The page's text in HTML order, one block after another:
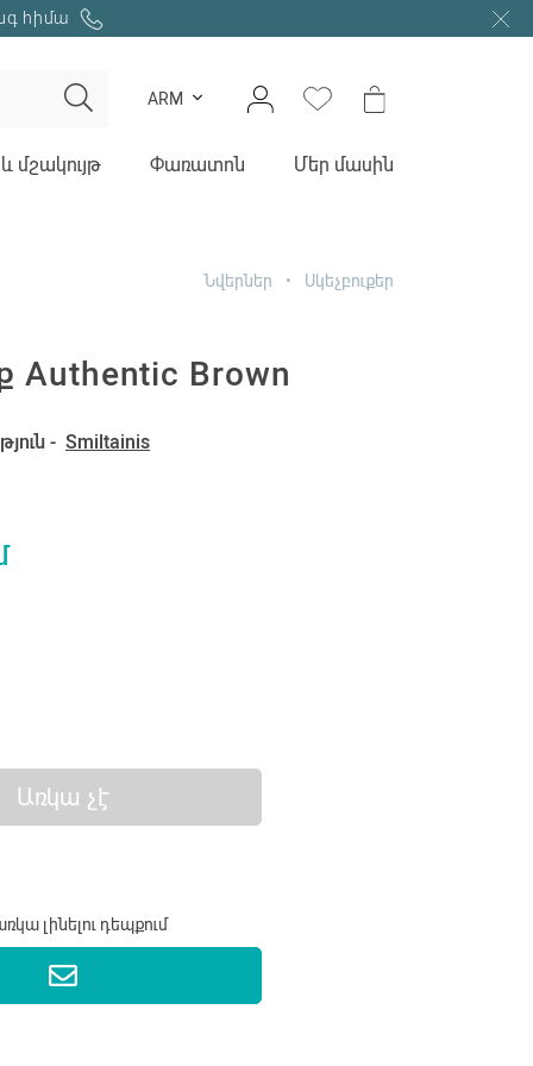
հիմա
ARM
մշակույթ Փառատոն Մեր մասին
Նվերներ Սկեչբուքեր
Authentic Brown
- Smiltainis
Առկա չէ
լինելու դեպքում